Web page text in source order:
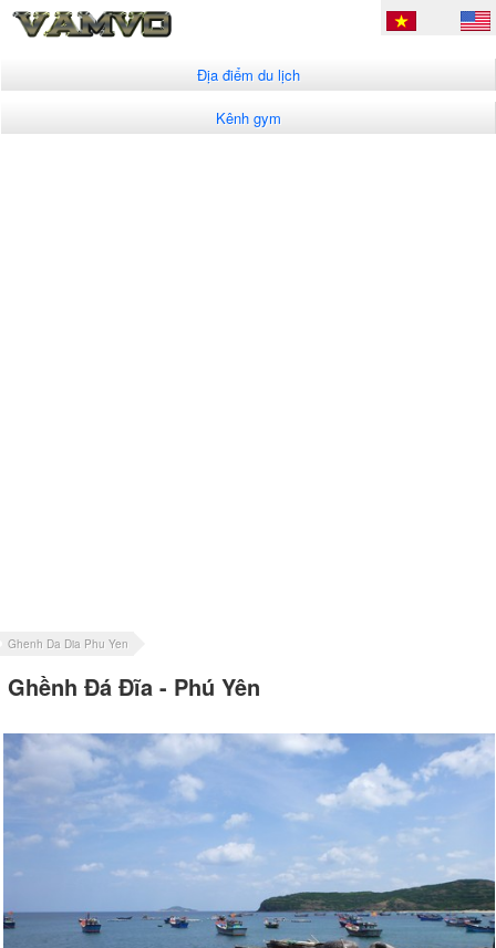
Địa điểm du lịch
Kênh gym
Ghenh Da Dia Phu Yen
Ghềnh Đá Đĩa - Phú Yên